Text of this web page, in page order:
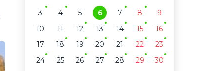
3
4 5 6 7 8
9
10
11 12 13 14 15
16
17
18 19 20 21 22
23
24
25 26 27 28 29
30